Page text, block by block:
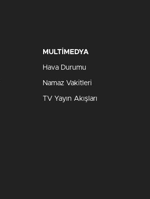
MULTİMEDYA
Hava Durumu
Namaz Vakitleri
TV Yayın Akışları